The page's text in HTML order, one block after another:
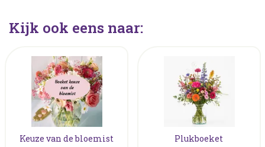
Kijk ook eens naar:
Keuze van de bloemist Plukboeket